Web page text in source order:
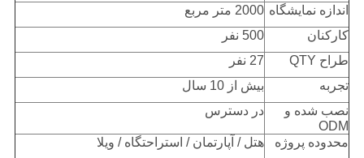
اندازه نمایشگاه 2000 متر مربع
کارکنان
500 نفر
طراح QTY
27 نفر
تجربه
بیش از 10 سال
نصب شده و
ODM
در دسترس
محدوده پروژه هتل / آپارتمان / استراحتگاه / ویلا